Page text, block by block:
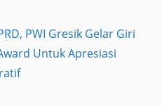
PWI Gresik Gelar Giri
Untuk Apresiasi